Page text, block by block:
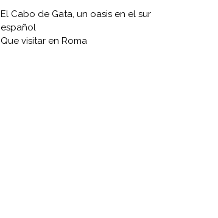
El Cabo de Gata, un oasis en el sur
español
Que visitar en Roma